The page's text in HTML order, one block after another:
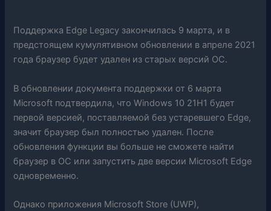
Поддержка Edge Legacy закончилась 9 марта, и в
предстоящем кумулятивном обновлении в апреле 2021
года браузер будет удален из старых версий ОС.
В обновлении документа поддержки от 6 марта
Microsoft подтвердила, что Windows 10 21H1 будет
первой версией, поставляемой без устаревшего Edge,
значит браузер был полностью удален. После
обновления функции вы больше не сможете найти
браузер в ОС или запустить две версии Microsoft Edge
одновременно.
Однако приложения Microsoft Store (UWP),